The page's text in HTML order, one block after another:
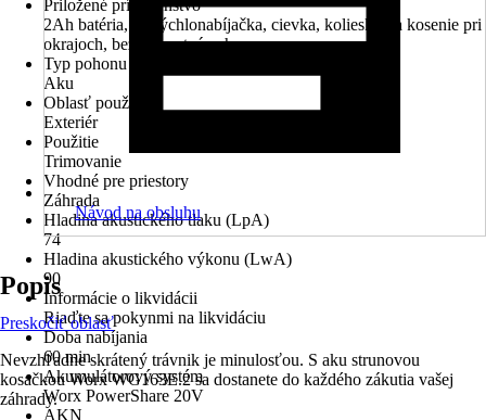
Priložené príslušenstvo
2Ah batéria, 1h rýchlonabíjačka, cievka, koliesko na kosenie pri
okrajoch, bezpečnostná ochrana
Typ pohonu
Aku
Oblasť použitia
Exteriér
Použitie
Trimovanie
Vhodné pre priestory
Záhrada
Hladina akustického tlaku (LpA)
74
Hladina akustického výkonu (LwA)
90
Informácie o likvidácii
Riaďte sa pokynmi na likvidáciu
Doba nabíjania
60 min
Akumulátorový systém
Worx PowerShare 20V
AKN
Návod na obsluhu
Popis
Preskočiť oblasť
Nevzhľadne skrátený trávnik je minulosťou. S aku strunovou
kosačkou Worx WG163E.2 sa dostanete do každého zákutia vašej
záhrady.